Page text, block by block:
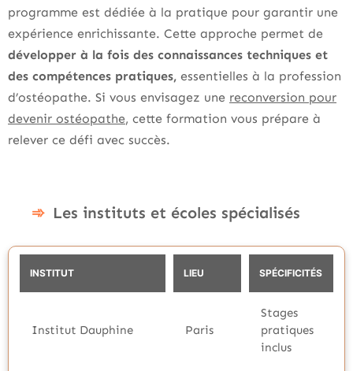
programme est dédiée à la pratique pour garantir une
expérience enrichissante. Cette approche permet de
développer à la fois des connaissances techniques et
des compétences pratiques, essentielles à la profession
d’ostéopathe. Si vous envisagez une reconversion pour
devenir ostéopathe, cette formation vous prépare à
relever ce défi avec succès.
Les instituts et écoles spécialisés
INSTITUT LIEU SPÉCIFICITÉS
Institut Dauphine Paris
Stages
pratiques
inclus